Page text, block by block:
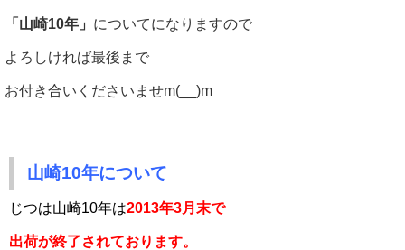
「山崎10年」 についてになりますので
よろしければ最後まで
お付き合いくださいませm(__)m
山崎10年について
じつは山崎10年は2013年3月末で
出荷が終了されております。